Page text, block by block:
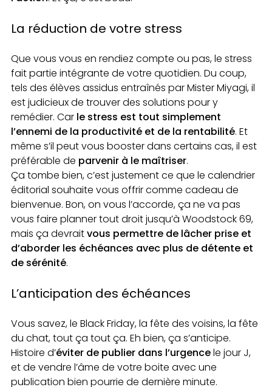
La réduction de votre stress
Que vous vous en rendiez compte ou pas, le stress
fait partie intégrante de votre quotidien. Du coup,
tels des élèves assidus entraînés par Mister Miyagi, il
est judicieux de trouver des solutions pour y
remédier. Car le stress est tout simplement
l’ennemi de la productivité et de la rentabilité. Et
même s’il peut vous booster dans certains cas, il est
préférable de parvenir à le maîtriser.
Ça tombe bien, c’est justement ce que le calendrier
éditorial souhaite vous offrir comme cadeau de
bienvenue. Bon, on vous l’accorde, ça ne va pas
vous faire planner tout droit jusqu’à Woodstock 69,
mais ça devraitvous permettre de lâcher prise et
d’aborder les échéances avec plus de détente et
de sérénité.
L’anticipation des échéances
Vous savez, le Black Friday, la fête des voisins, la fête
du chat, tout ça tout ça. Eh bien, ça s’anticipe.
Histoire d’éviter de publier dans l’urgencele jour J,
et de vendre l’âme de votre boite avec une
publication bien pourrie de dernière minute.